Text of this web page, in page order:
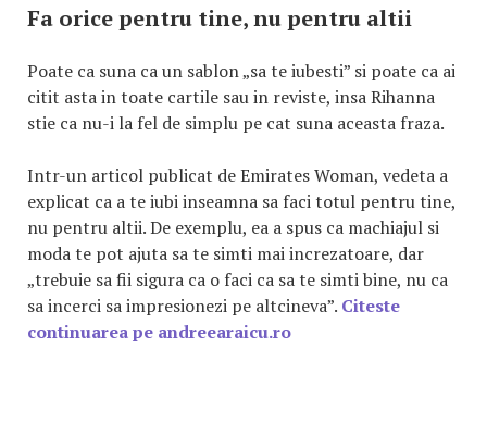
Fa orice pentru tine, nu pentru altii
Poate ca suna ca un sablon „sa te iubesti” si poate ca ai
citit asta in toate cartile sau in reviste, insa Rihanna
stie ca nu-i la fel de simplu pe cat suna aceasta fraza.
Intr-un articol publicat de Emirates Woman, vedeta a
explicat ca a te iubi inseamna sa faci totul pentru tine,
nu pentru altii. De exemplu, ea a spus ca machiajul si
moda te pot ajuta sa te simti mai increzatoare, dar
„trebuie sa fii sigura ca o faci ca sa te simti bine, nu ca
sa incerci sa impresionezi pe altcineva”. Citeste
continuarea pe andreearaicu.ro